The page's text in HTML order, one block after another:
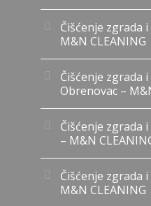
Čišćenje zgrada
M&N CLEANING
Čišćenje zgrada
Obrenovac –
Čišćenje zgrada
– M&N
Čišćenje zgrada
M&N CLEANING